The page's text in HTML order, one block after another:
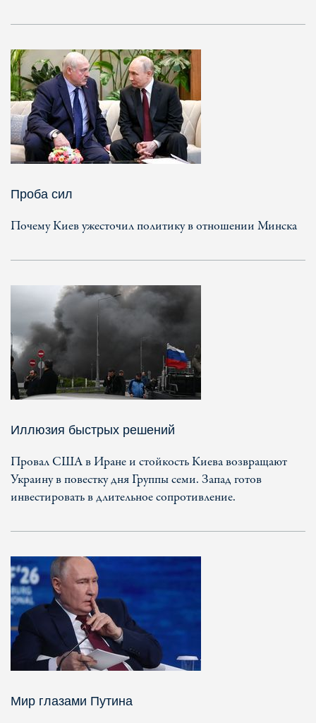
Проба сил
Почему Киев ужесточил политику в отношении Минска
Иллюзия быстрых решений
Провал США в Иране и стойкость Киева возвращают
Украину в повестку дня Группы семи. Запад готов
инвестировать в длительное сопротивление.
Мир глазами Путина